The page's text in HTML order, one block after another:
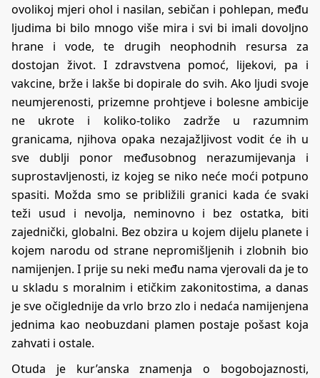
ovolikoj mjeri ohol i nasilan, sebičan i pohlepan, među
ljudima bi bilo mnogo više mira i svi bi imali dovoljno
hrane i vode, te drugih neophodnih resursa za
dostojan život. I zdravstvena pomoć, lijekovi, pa i
vakcine, brže i lakše bi dopirale do svih. Ako ljudi svoje
neumjerenosti, prizemne prohtjeve i bolesne ambicije
ne ukrote i koliko-toliko zadrže u razumnim
granicama, njihova opaka nezajažljivost vodit će ih u
sve dublji ponor međusobnog nerazumijevanja i
suprostavljenosti, iz kojeg se niko neće moći potpuno
spasiti. Možda smo se približili granici kada će svaki
teži usud i nevolja, neminovno i bez ostatka, biti
zajednički, globalni. Bez obzira u kojem dijelu planete i
kojem narodu od strane nepromišljenih i zlobnih bio
namijenjen. I prije su neki među nama vjerovali da je to
u skladu s moralnim i etičkim zakonitostima, a danas
je sve očiglednije da vrlo brzo zlo i nedaća namijenjena
jednima kao neobuzdani plamen postaje pošast koja
zahvati i ostale.
Otuda je kur’anska znamenja o bogobojaznosti,